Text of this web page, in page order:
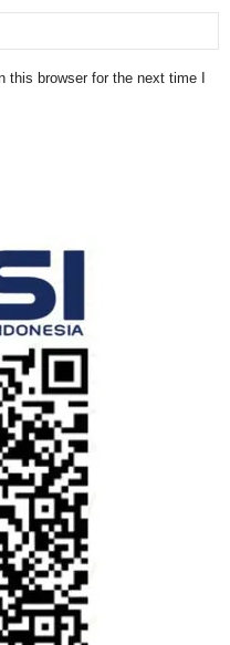
browser for the next time I